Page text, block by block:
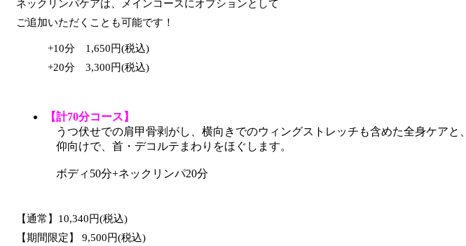
ネックリンパケアは、メインコースにオプションとして
ご追加いただくことも可能です！
+10分 1,650円(税込)
+20分 3,300円(税込)
【計70分コース】
うつ伏せでの肩甲骨剥がし、横向きでのウィングストレッチも含めた全身ケアと、
仰向けで、首・デコルテまわりをほぐします。
ボディ50分+ネックリンパ20分
【通常】10,340円(税込)
【期間限定】 9,500円(税込)